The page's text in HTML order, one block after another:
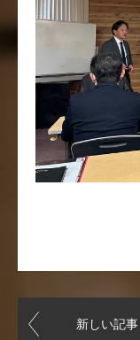
新しい記事